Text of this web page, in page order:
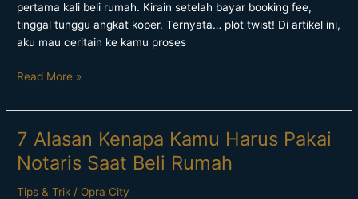
pertama kali beli rumah. Kirain setelah bayar booking fee,
tinggal tunggu angkat koper. Ternyata… plot twist! Di artikel ini,
aku mau ceritain ke kamu proses
Terima
Bisa
Selama
Read More »
7 Alasan Kenapa Kamu Harus Pakai
Notaris Saat Beli Rumah
Tips & Trik / Opra City
7
Alasan
Kenapa
Kamu